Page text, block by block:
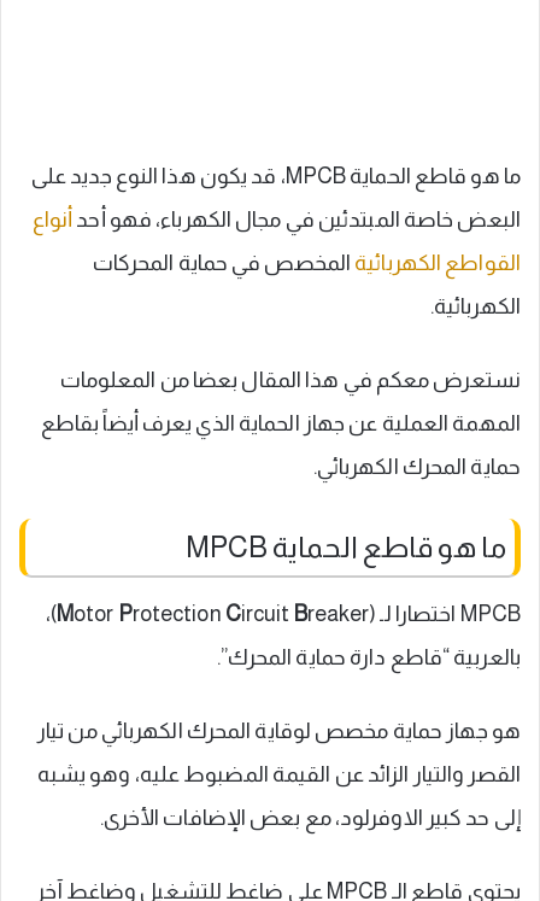
ما هو قاطع الحماية MPCB، قد يكون هذا النوع جديد على
البعض خاصة المبتدئين في مجال الكهرباء، فهو أحد أنواع
القواطع الكهربائية المخصص في حماية المحركات
الكهربائية.
نستعرض معكم في هذا المقال بعضا من المعلومات
المهمة العملية عن جهاز الحماية الذي يعرف أيضاً بقاطع
حماية المحرك الكهربائي.
ما هو قاطع الحماية MPCB
MPCB اختصارا لـ ( Motor Protection Circuit B
reaker)،
بالعربية “قاطع دارة حماية المحرك”.
هو جهاز حماية مخصص لوقاية المحرك الكهربائي من تيار
القصر والتيار الزائد عن القيمة المضبوط عليه، وهو يشبه
إلى حد كبير الاوفرلود، مع بعض الإضافات الأخرى.
يحتوي قاطع الـ MPCB على ضاغط للتشغيل وضاغط آخر